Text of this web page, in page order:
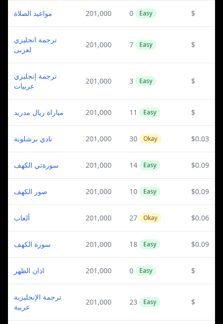
مواعيد الصلاة 201,000 0 Easy $
ترجمة انجليزي
لعربى
201,000 7 Easy $
ترجمة إنجليزي
عربيات
201,000 3 Easy $
مباراة ريال مدريد 201,000 11 Easy $
نادي برشلونة 201,000 30 Okay $0.03
سورةتي الكهف 201,000 14 Easy $0.09
صور الكهف 201,000 10 Easy $0.09
ألعاب 201,000 27 Okay $0.06
سورة الكهف 201,000 18 Easy $0.09
اذان الظهر 201,000 0 Easy $
ترجمة الإنجليزية
عربية
201,000 23 Easy $